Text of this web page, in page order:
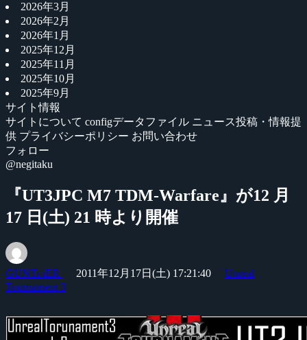
2026年3月
2026年2月
2026年1月
2025年12月
2025年11月
2025年10月
2025年9月
サイト情報
サイトについて configデータファイル ニュース投稿・情報提
供 プライバシーポリシー お問い合わせ
フォロー
@negitaku
『UT3JPC M7 TDM-Warfare』が12 月
17 日(土) 21 時より開催
GUNTi-iER 2011年12月17日(土) 17:21:40
Unreal
Tournament 3